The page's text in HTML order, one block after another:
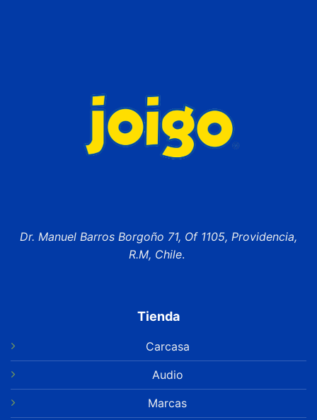
Dr. Manuel Barros Borgoño 71, Of 1105, Providencia,
R.M, Chile.
Tienda
Carcasa
Audio
Marcas